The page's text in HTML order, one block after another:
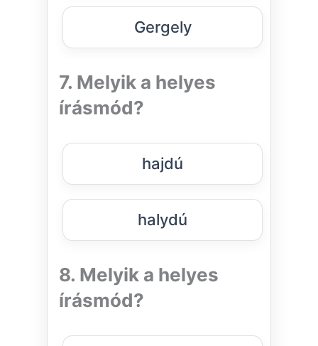
Gergely
7. Melyik a helyes
írásmód?
hajdú
halydú
8. Melyik a helyes
írásmód?